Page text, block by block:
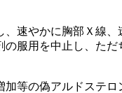
速やかに胸部Ｘ線、
服用を中止し、た
等の偽アルドステ